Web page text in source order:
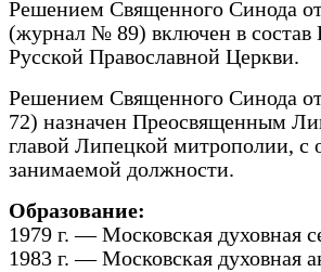
Решением Священного Синода от
(журнал № 89) включен в состав
Русской Православной Церкви.
Решением Священного Синода
72) назначен Преосвященным
главой Липецкой митрополии, с
занимаемой должности.
Образование:
1979 г. — Московская духовная
1983 г. — Московская духовная